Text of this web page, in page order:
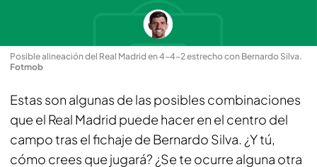
Posible alineación del Real Madrid en 4-4-2 estrecho con Bernardo Silva.
Fotmob
Estas son algunas de las posibles combinaciones
que el Real Madrid puede hacer en el centro del
campo tras el fichaje de Bernardo Silva. ¿Y tú,
cómo crees que jugará? ¿Se te ocurre alguna otra